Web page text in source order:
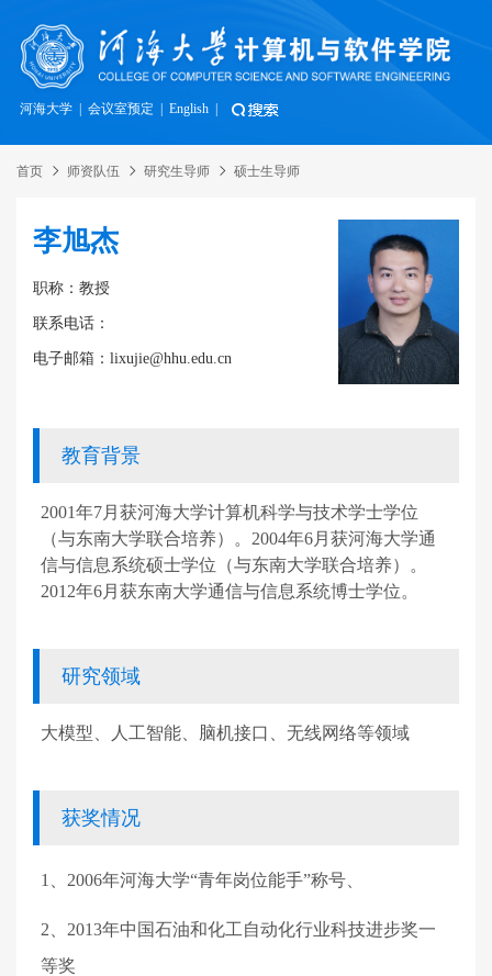
河海大学 会议室预定 English
首页 师资队伍 研究生导师 硕士生导师
李旭杰
职称：教授
联系电话：
电子邮箱：lixujie@hhu.edu.cn
教育背景
2001年7月获河海大学计算机科学与技术学士学位
（与东南大学联合培养）。 2004年6月获河海大学通
信与信息系统硕士学位（与东南大学联合培养）。
2012年6月获东南大学通信与信息系统博士学位。
研究领域
大模型、人工智能、脑机接口、无线网络等领域
获奖情况
1 2006年河海大学“青年岗位能手”称号、
2 2013年中国石油和化工自动化行业科技进步奖一
等奖